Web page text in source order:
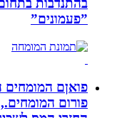
בהתנדבות בתחום
”פעמונים”
פואןם המומחים
פורום